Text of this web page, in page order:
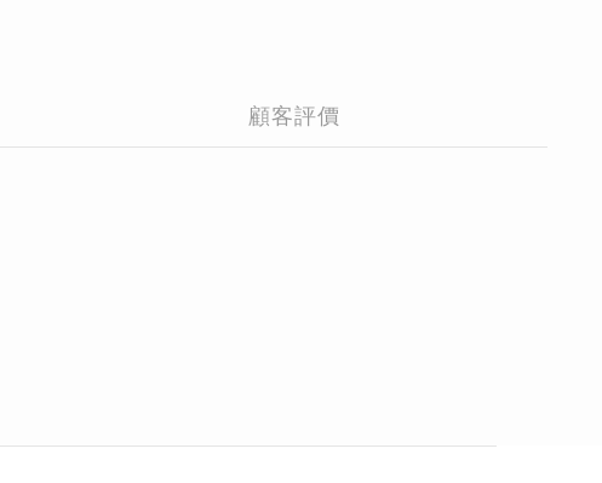
顧客評價